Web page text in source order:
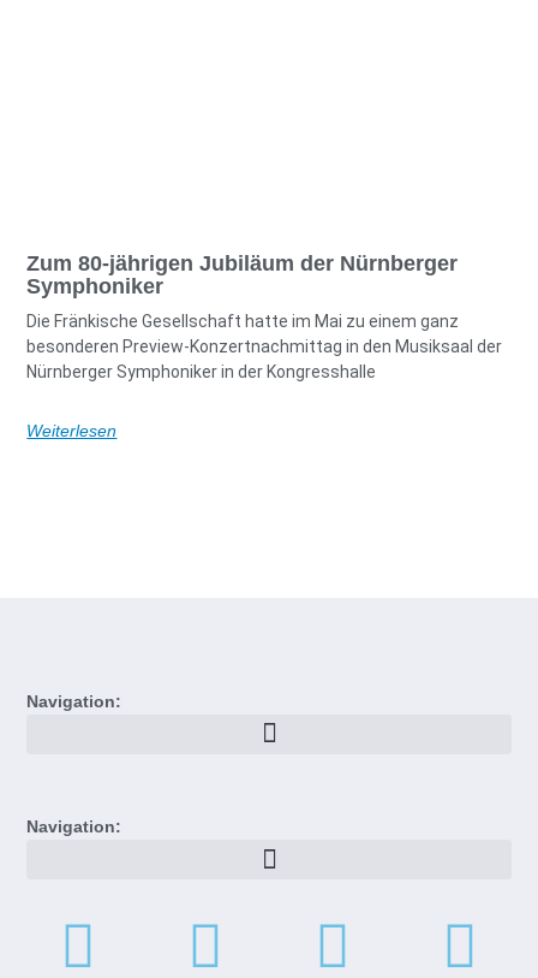
Zum 80-jährigen Jubiläum der Nürnberger
Symphoniker
Die Fränkische Gesellschaft hatte im Mai zu einem ganz
besonderen Preview-Konzertnachmittag in den Musiksaal der
Nürnberger Symphoniker in der Kongresshalle
Weiterlesen
Navigation:
Navigation: